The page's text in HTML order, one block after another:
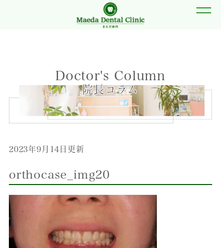
Doctor's Column
院長コラム
2023年9月14日更新
orthocase_img20